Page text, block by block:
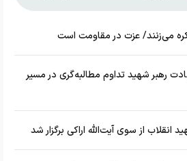
می‌زنند/ عزت در مقاومت است
رهبر شهید تداوم مطالبه‌گری در مسیر
انقلاب از سوی آیت‌الله اراکی برگزار شد